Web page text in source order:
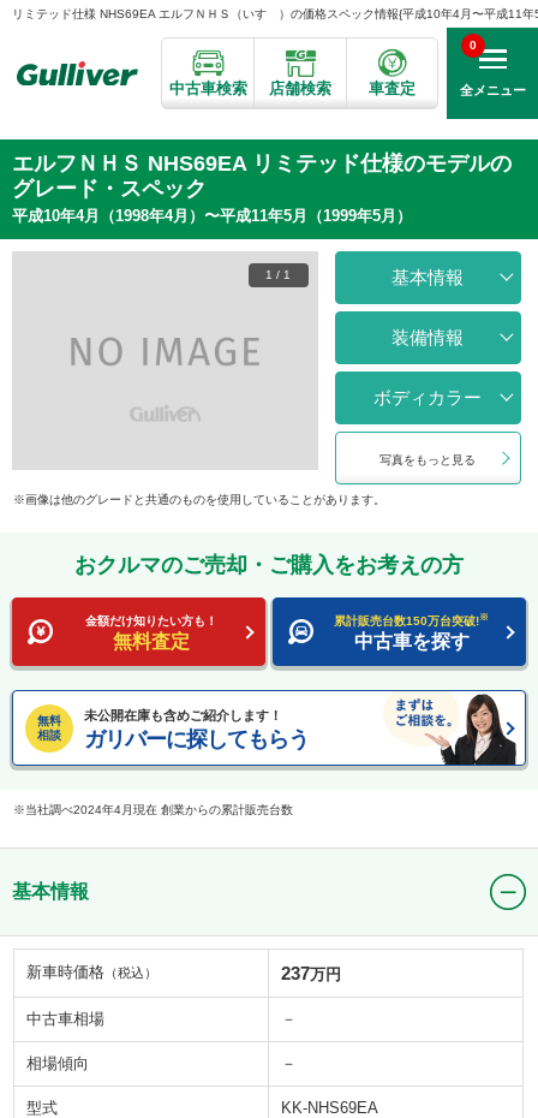
リミテッド仕様 NHS69EA エルフＮＨＳ（いすゞ）の価格スペック情報{平成10年4月〜平成11
中古車検索 店舗検索 車査定 全メニュー
0
エルフＮＨＳ NHS69EA リミテッド仕様のモデルの
グレード・スペック
平成10年4月（1998年4月）〜平成11年5月（1999年5月）
1 / 1 基本情報
装備情報
ボディカラー
写真をもっと見る
画像は他のグレードと共通のものを使用していることがあります。
おクルマのご売却・ご購入をお考えの方
金額だけ知りたい方も！
無料査定
累計販売台数150万台突破!※
中古車を探す
無料
相談
未公開在庫も含めご紹介します！
ガリバーに探してもらう
当社調べ2024年4月現在 創業からの累計販売台数
基本情報
新車時価格 （税込） 237万円
中古車相場 －
相場傾向 －
型式 KK-NHS69EA